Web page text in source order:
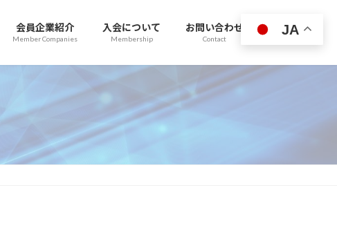
会員企業紹介
Member Companies
入会について
Membership
お問い合わせ
Contact
JA